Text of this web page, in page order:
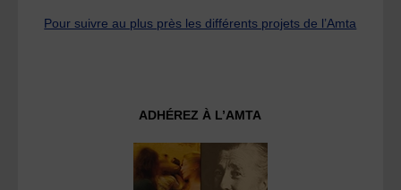
Pour suivre au plus près les différents projets de l’Amta
ADHÉREZ À L’AMTA